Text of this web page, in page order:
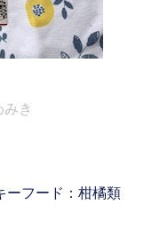
き
フード：柑橘類